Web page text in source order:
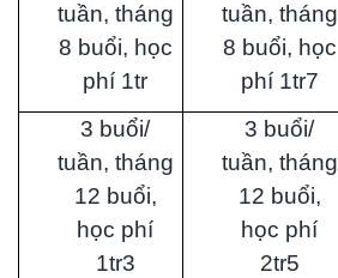
tuần, tháng
8 buổi, học
phí 1tr
tuần, tháng
8 buổi, học
phí 1tr7
3 buổi/
tuần, tháng
12 buổi,
học phí
1tr3
3 buổi/
tuần, tháng
12 buổi,
học phí
2tr5